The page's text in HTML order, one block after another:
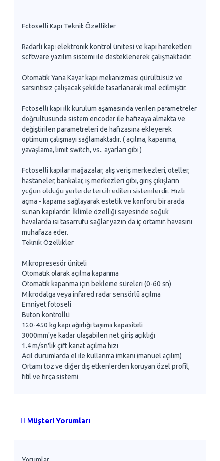
Fotoselli Kapı Teknik Özellikler
Radarli kapı elektronik kontrol ünitesi ve kapı hareketleri
software yazılım sistemi ile desteklenerek çalışmaktadır.
Otomatik Yana Kayar kapı mekanizması gürültüsüz ve
sarsıntısız çalışacak şekilde tasarlanarak imal edilmiştir.
Fotoselli kapı ilk kurulum aşamasında verilen parametreler
doğrultusunda sistem encoder ile hafızaya almakta ve
değiştirilen parametreleri de hafızasına ekleyerek
optimum çalışmayı sağlamaktadır. ( açılma, kapanma,
yavaşlama, limit switch, vs.. ayarları gibi )
Fotoselli kapılar mağazalar, alış veriş merkezleri, oteller,
hastaneler, bankalar, iş merkezleri gibi, giriş çıkışların
yoğun olduğu yerlerde tercih edilen sistemlerdir. Hızlı
açma - kapama sağlayarak estetik ve konforu bir arada
sunan kapılardır. İklimle özelliği sayesinde soğuk
havalarda ısı tasarrufu sağlar yazın da iç ortamın havasını
muhafaza eder.
Teknik Özellikler
Mikropresesör üniteli
Otomatik olarak açılma kapanma
Otomatik kapanma için bekleme süreleri (0-60 sn)
Mikrodalga veya infared radar sensörlü açılma
Emniyet fotoseli
Buton kontrollü
120-450 kg kapı ağırlığı taşıma kapasiteli
3000mm'ye kadar ulaşabilen net giriş açıklığı
1.4 m/sn'lik çift kanat açılma hızı
Acil durumlarda el ile kullanma imkanı (manuel açılım)
Ortamı toz ve diğer dış etkenlerden koruyan özel profil,
fitil ve fırça sistemi
Müşteri Yorumları
Yorumlar